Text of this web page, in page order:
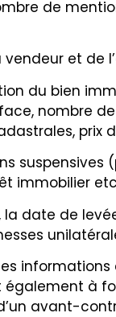
de
vendeur et de
du bien
nombre
prix
suspensives
immobilier
la date de
informations
également à
avant-